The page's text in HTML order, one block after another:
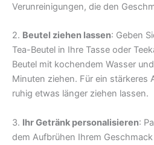
Verunreinigungen, die den
2. Beutel ziehen lassen: Geben
Tea-Beutel in Ihre Tasse oder
Beutel mit kochendem Wasser
Minuten ziehen. Für ein stärkeres
ruhig etwas länger ziehen lassen.
3. Ihr Getränk personalisieren:
dem Aufbrühen Ihrem